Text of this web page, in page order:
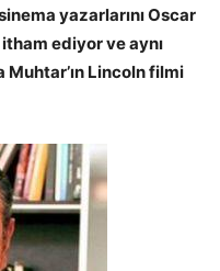
yazarlarını Oscar
ediyor ve aynı
Lincoln filmi